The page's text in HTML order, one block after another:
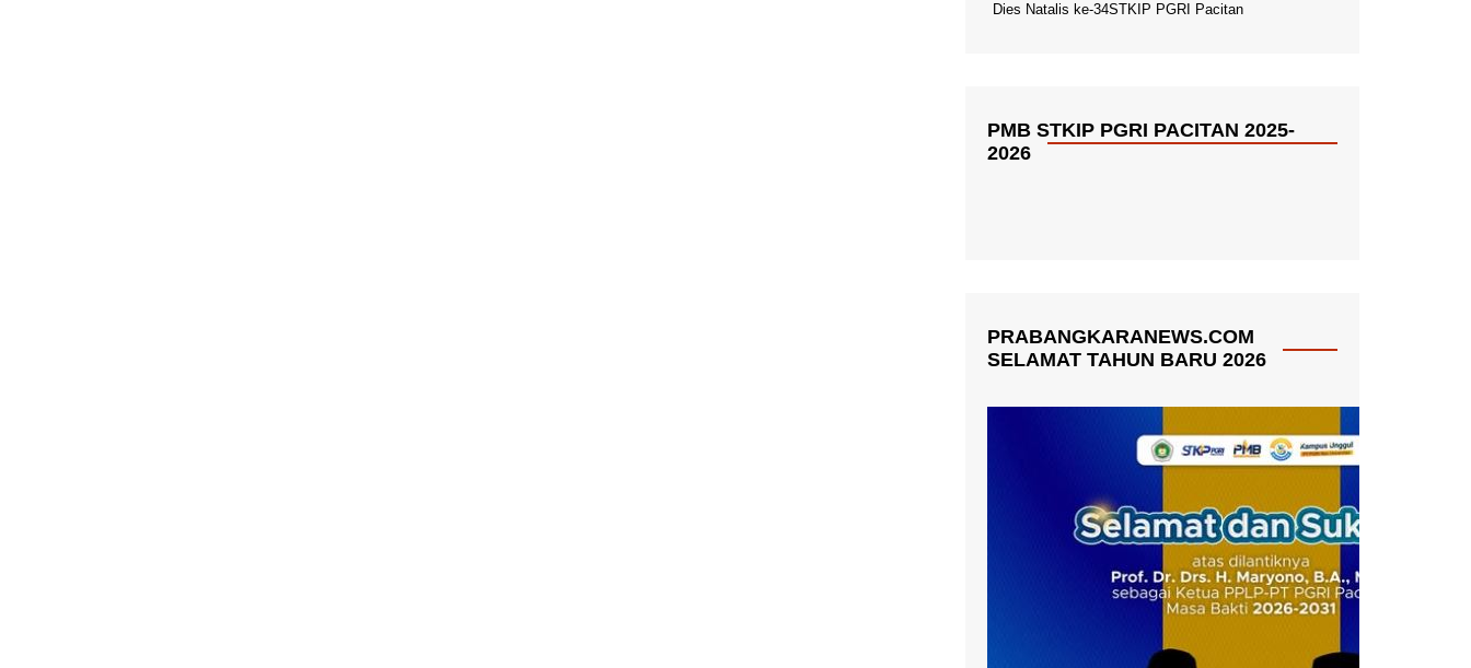
Dies Natalis ke-34STKIP PGRI Pacitan
PMB STKIP PGRI PACITAN 2025-
2026
PRABANGKARANEWS.COM
SELAMAT TAHUN BARU 2026